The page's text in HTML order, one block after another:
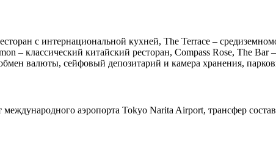
с интернациональной кухней, The Terrace –
– классический китайский ресторан, Compass Rose, The
валюты, сейфовый депозитарий и камера хранения,
аэропорта Tokyo Narita Airport, трансфер